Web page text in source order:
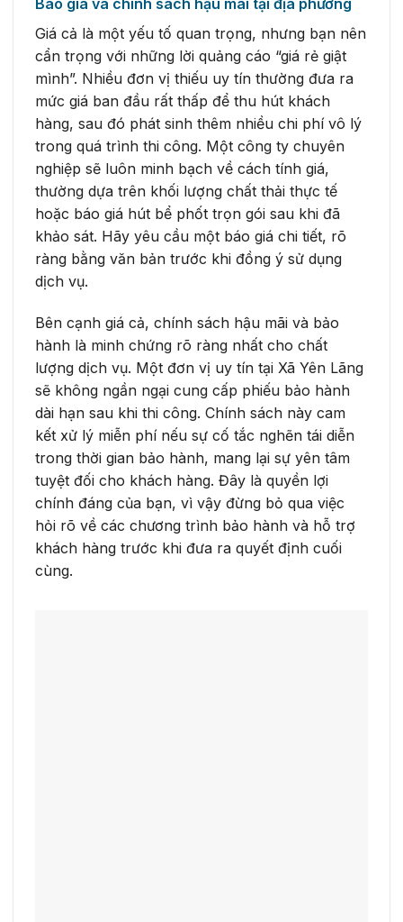
Báo giá và chính sách hậu mãi tại địa phương
Giá cả là một yếu tố quan trọng, nhưng bạn nên
cẩn trọng với những lời quảng cáo “giá rẻ giật
mình”. Nhiều đơn vị thiếu uy tín thường đưa ra
mức giá ban đầu rất thấp để thu hút khách
hàng, sau đó phát sinh thêm nhiều chi phí vô lý
trong quá trình thi công. Một công ty chuyên
nghiệp sẽ luôn minh bạch về cách tính giá,
thường dựa trên khối lượng chất thải thực tế
hoặc báo giá hút bể phốt trọn gói sau khi đã
khảo sát. Hãy yêu cầu một báo giá chi tiết, rõ
ràng bằng văn bản trước khi đồng ý sử dụng
dịch vụ.
Bên cạnh giá cả, chính sách hậu mãi và bảo
hành là minh chứng rõ ràng nhất cho chất
lượng dịch vụ. Một đơn vị uy tín tại Xã Yên Lãng
sẽ không ngần ngại cung cấp phiếu bảo hành
dài hạn sau khi thi công. Chính sách này cam
kết xử lý miễn phí nếu sự cố tắc nghẽn tái diễn
trong thời gian bảo hành, mang lại sự yên tâm
tuyệt đối cho khách hàng. Đây là quyền lợi
chính đáng của bạn, vì vậy đừng bỏ qua việc
hỏi rõ về các chương trình bảo hành và hỗ trợ
khách hàng trước khi đưa ra quyết định cuối
cùng.